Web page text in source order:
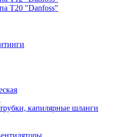
Т20 "Danfoss"
капилярные шланги